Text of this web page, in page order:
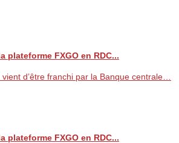
plateforme FXGO en RDC...
d’être franchi par la Banque centrale…
plateforme FXGO en RDC...